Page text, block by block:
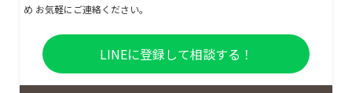
め お気軽にご連絡ください。
LINEに登録して相談する！